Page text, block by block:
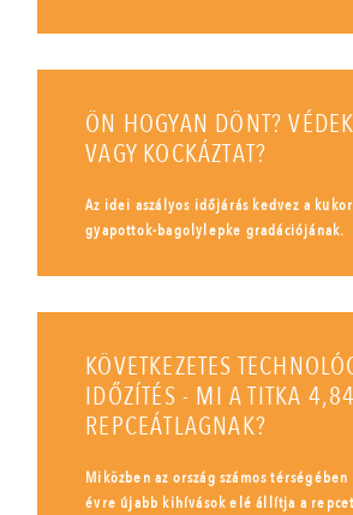
ÖN HOGYAN DÖNT?
VAGY KOCKÁZTAT?
Az idei aszályos időjárás kedvez a
gyapottok-bagolylepke gradációjának.
KÖVETKEZETES
IDŐZÍTÉS - MI A TITKA
REPCEÁTLAGNAK?
Miközben az ország számos
évre újabb kihívások elé állítja a